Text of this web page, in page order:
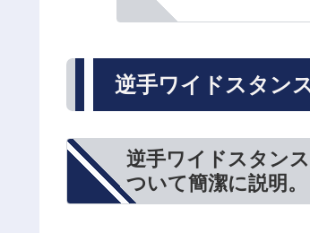
逆手ワイドスタン
逆手ワイドスタン
ついて簡潔に説明。